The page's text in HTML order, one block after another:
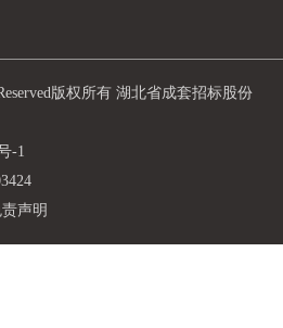
版权所有 湖北省成套招标股份
-1
声明